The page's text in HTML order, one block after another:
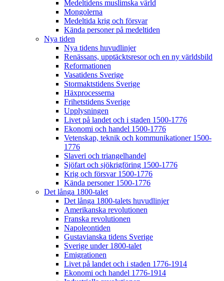
Medeltidens muslimska värld
Mongolerna
Medeltida krig och försvar
Kända personer på medeltiden
Nya tiden
Nya tidens huvudlinjer
Renässans, upptäcktsresor och en ny världsbild
Reformationen
Vasatidens Sverige
Stormaktstidens Sverige
Häxprocesserna
Frihetstidens Sverige
Upplysningen
Livet på landet och i staden 1500-1776
Ekonomi och handel 1500-1776
Vetenskap, teknik och kommunikationer 1500-
1776
Slaveri och triangelhandel
Sjöfart och sjökrigföring 1500-1776
Krig och försvar 1500-1776
Kända personer 1500-1776
Det långa 1800-talet
Det långa 1800-talets huvudlinjer
Amerikanska revolutionen
Franska revolutionen
Napoleontiden
Gustavianska tidens Sverige
Sverige under 1800-talet
Emigrationen
Livet på landet och i staden 1776-1914
Ekonomi och handel 1776-1914